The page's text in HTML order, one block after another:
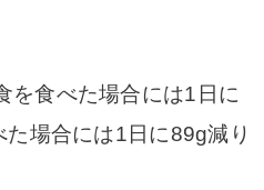
を食べた場合には1日に
場合には1日に89g減り